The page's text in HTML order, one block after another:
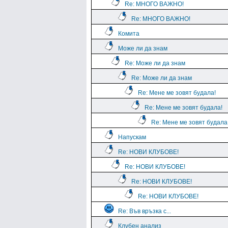
Re: МНОГО ВАЖНО!
Re: МНОГО ВАЖНО!
Комита
Може ли да знам
Re: Може ли да знам
Re: Може ли да знам
Re: Мене ме зовят будала!
Re: Мене ме зовят будала!
Re: Мене ме зовят
Напускам
Re: НОВИ КЛУБОВЕ!
Re: НОВИ КЛУБОВЕ!
Re: НОВИ КЛУБОВЕ!
Re: НОВИ КЛУБОВЕ!
Re: Във връзка с...
Клубен анализ